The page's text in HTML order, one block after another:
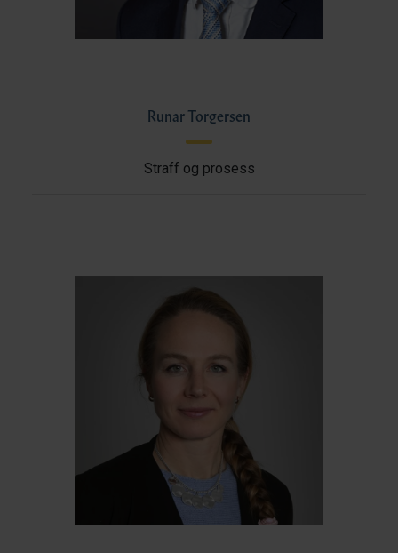
Runar Torgersen
Straff og prosess